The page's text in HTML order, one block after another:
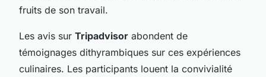
fruits de son travail.
Les avis sur Tripadvisor abondent de
témoignages dithyrambiques sur ces expériences
culinaires. Les participants louent la convivialité